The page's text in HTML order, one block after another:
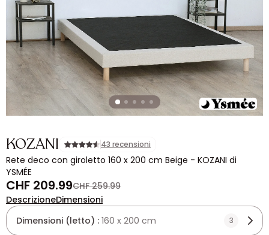
KOZANI 43 recensioni
Rete deco con giroletto 160 x 200 cm Beige - KOZANI di
YSMÉE
CHF 209.99CHF 259.99
DescrizioneDimensioni
Dimensioni (letto) : 160 x 200 cm 3